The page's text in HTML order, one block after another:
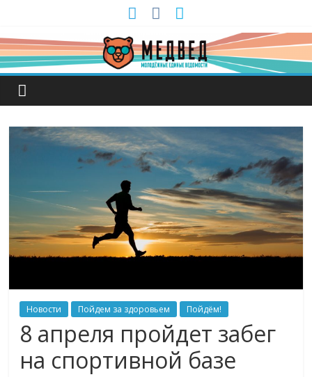
Новости Пойдем за здоровьем Пойдём!
8 апреля пройдет забег
на спортивной базе